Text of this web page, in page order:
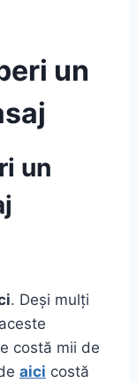
un
un
. Deși mulți
costă mii de
aici costă